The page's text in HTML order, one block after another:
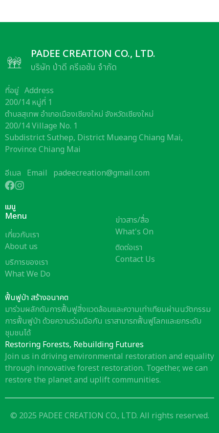
PADEE CREATION CO., LTD.
บริษัท ป่าดี ครีเอชัน จำกัด
ที่อยู่ Address
200/14 หมู่ที่ 1
ตำบลสุเทพ อำเภอเมืองเชียงใหม่ จังหวัดเชียงใหม่
200/14 Village No. 1
Subdistrict Suthep, District Mueang Chiang Mai,
Province Chiang Mai
อีเมล Email padeecreation@gmail.com
เมนู
Menu
เกี่ยวกับเรา
About us
บริการของเรา
What We Do
ข่าวสาร/สื่อ
What's On
ติดต่อเรา
Contact Us
ฟื้นฟูป่า สร้างอนาคต
มาร่วมผลักดันการฟื้นฟูสิ่งแวดล้อมและความเท่าเทียมผ่านนวัตกรรม
การฟื้นฟูป่า ด้วยความร่วมมือกัน เราสามารถฟื้นฟูโลกและยกระดับ
ชุมชนได้
Restoring Forests, Rebuilding Futures
Join us in driving environmental restoration and equality
through innovative forest restoration. Together, we can
restore the planet and uplift communities.
© 2025 PADEE CREATION CO., LTD. All rights reserved.